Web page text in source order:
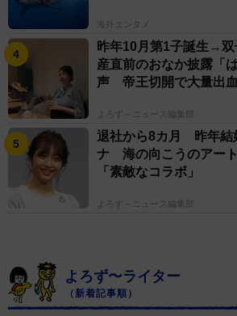
海外エンタメ
昨年10月第1子誕生→
産直前のおなか披露「
声 帝王切開で大量出
よろず～ニュース編集部
退社から8カ月 昨年結
ナ 海の向こうのアー
「素敵なコラボ」
よろず～ニュース編集部
よろず〜ライター
（新着記事順）